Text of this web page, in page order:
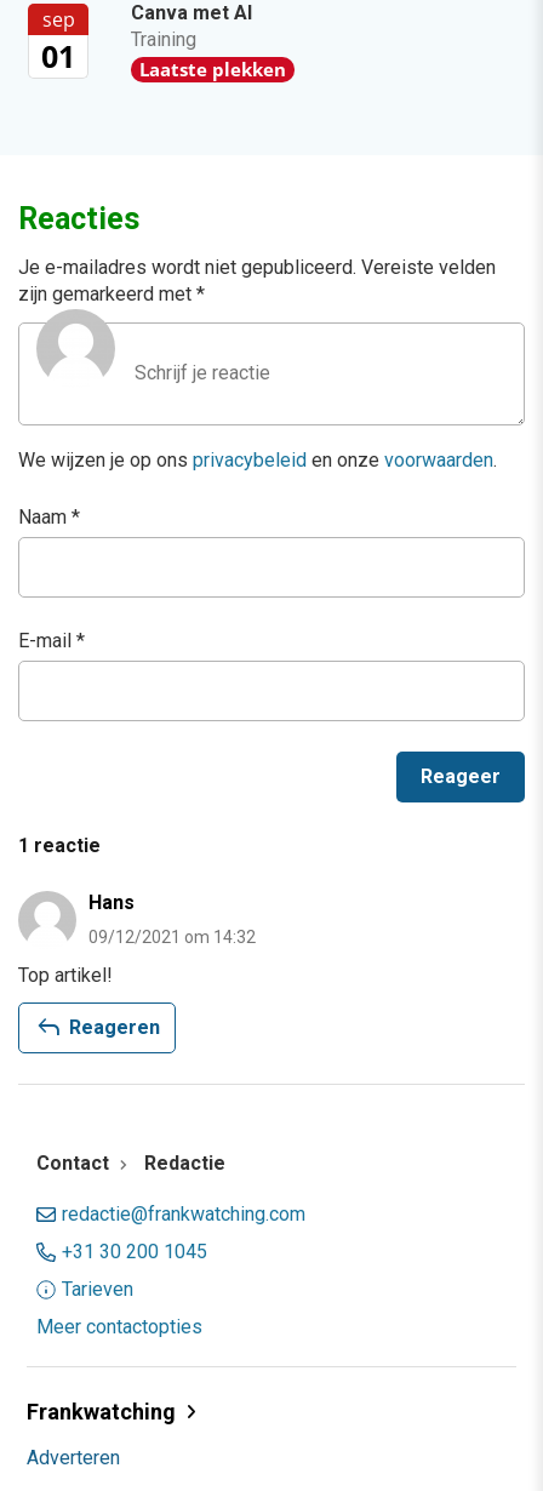
sep
01
Canva met AI
Training
Laatste plekken
Reacties
Je e-mailadres wordt niet gepubliceerd. Vereiste velden
zijn gemarkeerd met *
We wijzen je op ons privacybeleid en onze voorwaarden.
Naam *
E-mail *
1 reactie
Hans
09/12/2021 om 14:32
Top artikel!
reply Reageren
Contact Redactie
redactie@frankwatching.com
+31 30 200 1045
Tarieven
Meer contactopties
Frankwatching
Adverteren